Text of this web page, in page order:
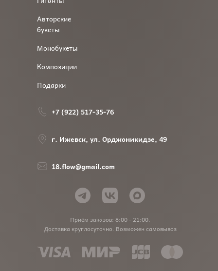
Приём заказов: 8:00 - 21:00.
Доставка круглосуточно. Возможен самовывоз
Авторские
букеты
Монобукеты
Композиции
Подарки
+7 (922) 517-35-76
г. Ижевск, ул. Орджоникидзе, 49
18.flow@gmail.com